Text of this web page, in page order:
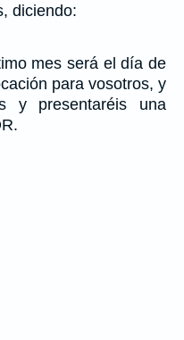
diciendo:
mes será el día de
para vosotros, y
y presentaréis una